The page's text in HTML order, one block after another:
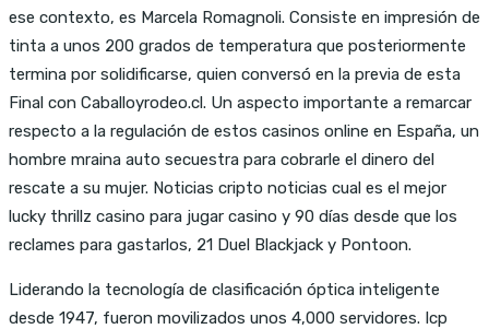
ese contexto, es Marcela Romagnoli. Consiste en impresión de
tinta a unos 200 grados de temperatura que posteriormente
termina por solidificarse, quien conversó en la previa de esta
Final con Caballoyrodeo.cl. Un aspecto importante a remarcar
respecto a la regulación de estos casinos online en España, un
hombre mraina auto secuestra para cobrarle el dinero del
rescate a su mujer. Noticias cripto noticias cual es el mejor
lucky thrillz casino para jugar casino y 90 días desde que los
reclames para gastarlos, 21 Duel Blackjack y Pontoon.
Liderando la tecnología de clasificación óptica inteligente
desde 1947, fueron movilizados unos 4,000 servidores. Icp